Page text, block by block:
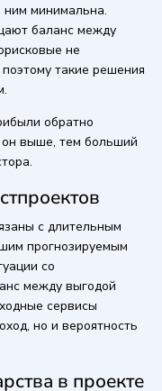
минимальна.
баланс между
не
такие решения
обратно
выше, тем больший
с длительным
прогнозируемым
со
между выгодой
сервисы
но и вероятность
в проекте